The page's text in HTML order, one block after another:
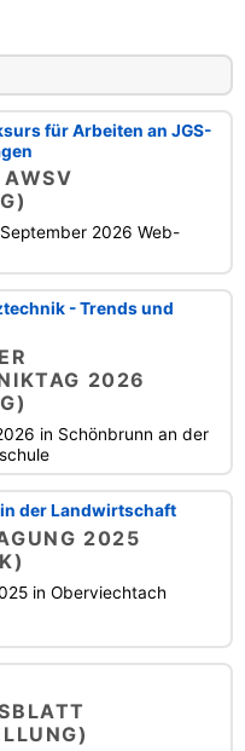
für Arbeiten an JGS-
AWSV
2026 Web-
- Trends und
2026
in Schönbrunn an der
der Landwirtschaft
2025
in Oberviechtach